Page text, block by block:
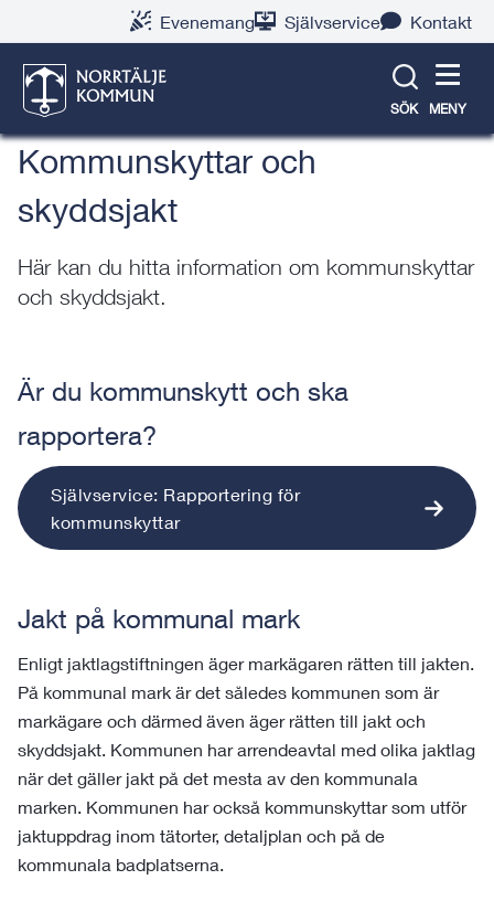
Evenemang Självservice Kontakt
SÖK MENY
Klimat och natur
Kommunskyttar och
skyddsjakt
Här kan du hitta information om kommunskyttar
och skyddsjakt.
Är du kommunskytt och ska
rapportera?
Självservice: Rapportering för
kommunskyttar
Jakt på kommunal mark
Enligt jaktlagstiftningen äger markägaren rätten till jakten.
På kommunal mark är det således kommunen som är
markägare och därmed även äger rätten till jakt och
skyddsjakt. Kommunen har arrendeavtal med olika jaktlag
när det gäller jakt på det mesta av den kommunala
marken. Kommunen har också kommunskyttar som utför
jaktuppdrag inom tätorter, detaljplan och på de
kommunala badplatserna.